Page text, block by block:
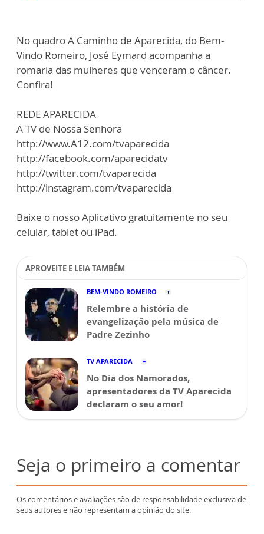
No quadro A Caminho de Aparecida, do Bem-
Vindo Romeiro, José Eymard acompanha a
romaria das mulheres que venceram o câncer.
Confira!
REDE APARECIDA
A TV de Nossa Senhora
http://www.A12.com/tvaparecida
http://facebook.com/aparecidatv
http://twitter.com/tvaparecida
http://instagram.com/tvaparecida
Baixe o nosso Aplicativo gratuitamente no seu
celular, tablet ou iPad.
APROVEITE E LEIA TAMBÉM
BEM-VINDO ROMEIRO
Relembre a história de
evangelização pela música de
Padre Zezinho
TV APARECIDA
No Dia dos Namorados,
apresentadores da TV Aparecida
declaram o seu amor!
Seja o primeiro a comentar
Os comentários e avaliações são de responsabilidade exclusiva de
seus autores e não representam a opinião do site.